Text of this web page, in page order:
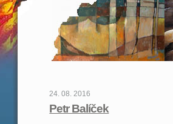
24. 08. 2016
Petr Balíček